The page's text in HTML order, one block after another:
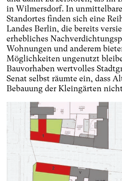
in Wilmersdorf. In
Standortes finden sich eine
Landes Berlin, die bereits
erhebliches
Wohnungen und anderem
Möglichkeiten ungenutzt
Bauvorhaben wertvolles
Senat selbst räumte ein, dass
Bebauung der Kleingärten